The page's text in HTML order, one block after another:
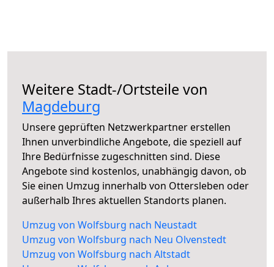
Weitere Stadt-/Ortsteile von
Magdeburg
Unsere geprüften Netzwerkpartner erstellen
Ihnen unverbindliche Angebote, die speziell auf
Ihre Bedürfnisse zugeschnitten sind. Diese
Angebote sind kostenlos, unabhängig davon, ob
Sie einen Umzug innerhalb von Ottersleben oder
außerhalb Ihres aktuellen Standorts planen.
Umzug von Wolfsburg nach Neustadt
Umzug von Wolfsburg nach Neu Olvenstedt
Umzug von Wolfsburg nach Altstadt